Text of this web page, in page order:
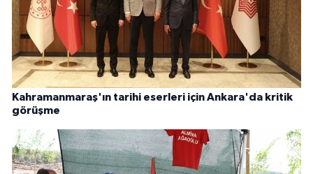
Kahramanmaraş'ın tarihi eserleri için Ankara'da kritik
görüşme